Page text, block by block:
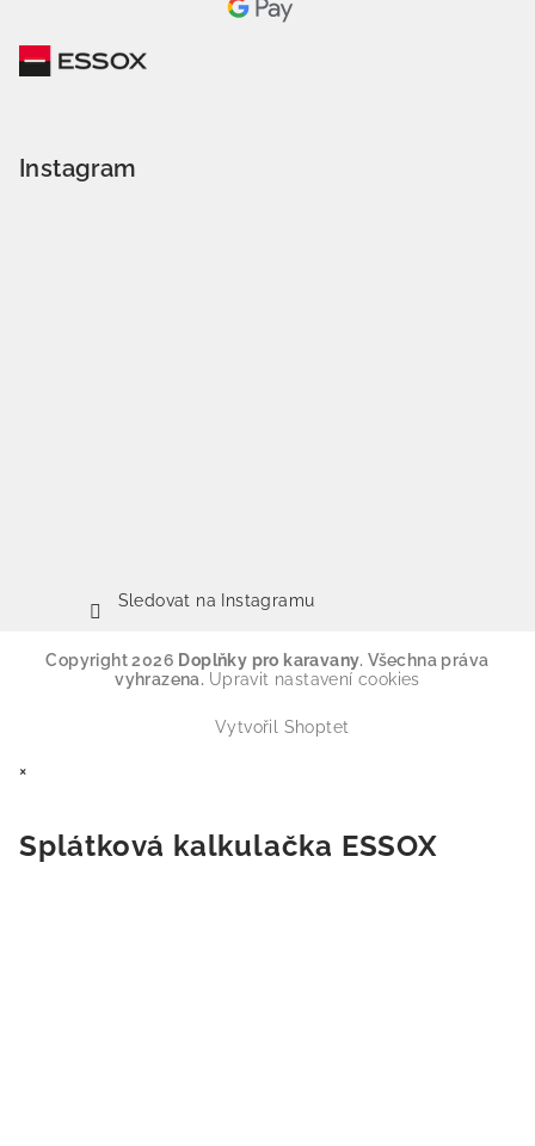
Instagram
Sledovat na Instagramu
Copyright 2026 Doplňky pro karavany. Všechna práva
vyhrazena. Upravit nastavení cookies
Vytvořil Shoptet
×
Splátková kalkulačka ESSOX